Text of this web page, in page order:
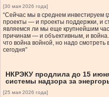
[30 мая 2026 года]
“Сейчас мы в среднем инвестируем
проекты — и проекты поддержки, и
являемся ли мы еще крупнейшим
причинам — и объективным, и
что война войной, но надо смотреть
сегодня”
НКРЭКУ продлила до 15
системы надзора за
[25 мая 2026 года]